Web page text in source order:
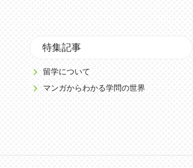
特集記事
留学について
マンガからわかる学問の世界